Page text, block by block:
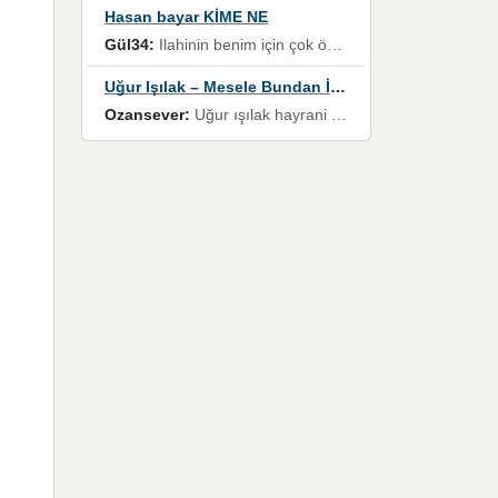
Hasan bayar KİME NE
Gül34: Ilahinin benim için çok özel bir yeri var İlk çıktığında komşum ne kadar yüksek sesle dinliyorsa orada duymuştum ve YouTube'dan aratıp Bu ilahiyi bulmuştum ve sonra müdavimi oldum günlük Ben de 3-5 kere dinleyip ezberleyip artık ilahiye bende eşlik ediyorum yüksek sesle Allah razı olsun hizmet nimettir Rabbim sizin zahmetlerinize de hayırlı nimetler versin Selam ve dua ile Allah'a emanet olun
Uğur Işılak – Mesele Bundan İbaret
Ozansever: Uğur ışılak hayrani olarak eski yeni tüm eserlerini keyifle huzurla dinleyenlerden birisiyim, emeğine saygı duyan gönül veren bunu en güzel şekilde sevenlerine ulaştıran siz değerli sayfa yöneticilerine de teşekkür ederim